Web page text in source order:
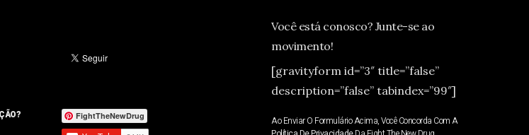
FightTheNewDrug
Você está conosco? Junte-se ao
movimento!
[gravityform id=”3″ title=”false”
description=”false” tabindex=”99″]
Ao Enviar O Formulário Acima, Você Concorda Com A